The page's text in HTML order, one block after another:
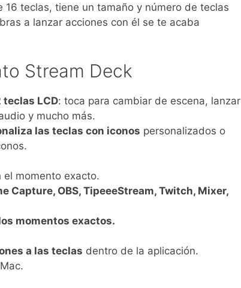
16 teclas, tiene un tamaño y número de teclas
a lanzar acciones con él se te acaba
Stream Deck
teclas LCD: toca para cambiar de escena, lanzar
y mucho más.
las teclas con iconos personalizados o
momento exacto.
Capture, OBS, TipeeeStream, Twitch, Mixer,
momentos exactos.
a las teclas dentro de la aplicación.